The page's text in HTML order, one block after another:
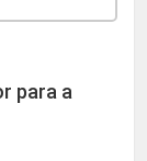
para a